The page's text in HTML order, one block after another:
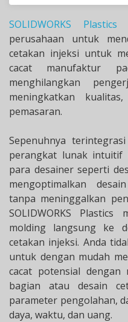
SOLIDWORKS Plastics
perusahaan untuk
cetakan injeksi untuk
cacat manufaktur
menghilangkan
meningkatkan
pemasaran.
Sepenuhnya terintegrasi
perangkat lunak intuitif
para desainer seperti
mengoptimalkan
tanpa meninggalkan
SOLIDWORKS Plastics
molding langsung ke
cetakan injeksi. Anda
untuk dengan mudah
cacat potensial dengan
bagian atau desain
parameter pengolahan,
daya, waktu, dan uang.